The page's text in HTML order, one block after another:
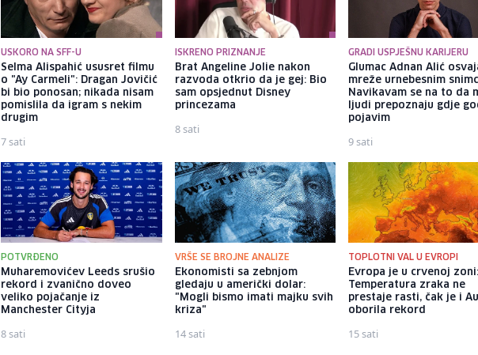
USKORO NA SFF-U
Selma Alispahić ususret filmu
o "Ay Carmeli": Dragan Jovičić
bi bio ponosan; nikada nisam
pomislila da igram s nekim
drugim
7 sati
ISKRENO PRIZNANJE
Brat Angeline Jolie nakon
razvoda otkrio da je gej: Bio
sam opsjednut Disney
princezama
8 sati
GRADI USPJEŠNU KARIJERU
Glumac Adnan Alić
mreže urnebesnim
Navikavam se na to da
ljudi prepoznaju gdje
pojavim
9 sati
POTVRĐENO
Muharemovićev Leeds srušio
rekord i zvanično doveo
veliko pojačanje iz
Manchester Cityja
8 sati
VRŠE SE BROJNE ANALIZE
Ekonomisti sa zebnjom
gledaju u američki dolar:
"Mogli bismo imati majku svih
kriza"
14 sati
TOPLOTNI VAL U EVROPI
Evropa je u crvenoj zoni:
Temperatura zraka ne
prestaje rasti, čak je i
oborila rekord
15 sati